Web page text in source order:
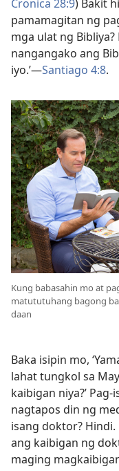
Cronica 28:9) Bakit
pamamagitan ng
mga ulat ng
nangangako ang
iyo.’—Santiago 4:8.
Kung babasahin mo at
matututuhang bagong
daan
Baka isipin mo,
lahat tungkol sa
kaibigan niya?’
nagtapos din ng
isang doktor?
ang kaibigan ng
maging